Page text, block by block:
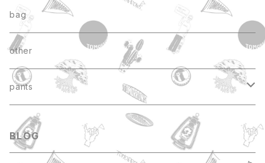
coach jacket
bag
other
pants
short pants
BLOG